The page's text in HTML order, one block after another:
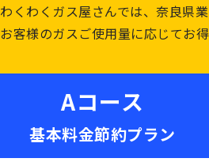
わくわくガス屋さんでは、奈良県
お客様のガスご使用量に応じてお
Aコース
基本料金節約プラン